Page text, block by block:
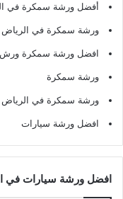
أفضل ورشة سمكرة في
ورشة سمكرة في الرياض
افضل ورشة سمكرة ورش
ورشة سمكرة
ورشة سمكرة في الرياض
افضل ورشة سيارات
افضل ورشة سيارات في